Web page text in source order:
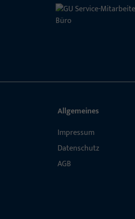
Allgemeines
Impressum
Datenschutz
AGB